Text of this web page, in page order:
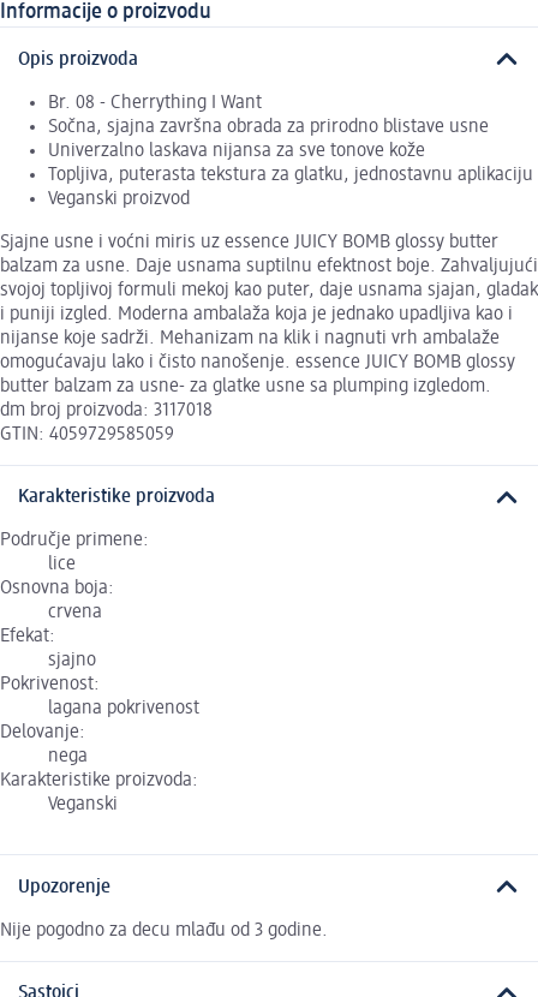
Informacije o proizvodu
Opis proizvoda
Br. 08 - Cherrything I Want
Sočna, sjajna završna obrada za prirodno blistave usne
Univerzalno laskava nijansa za sve tonove kože
Topljiva, puterasta tekstura za glatku, jednostavnu aplikaciju
Veganski proizvod
Sjajne usne i voćni miris uz essence JUICY BOMB glossy butter
balzam za usne. Daje usnama suptilnu efektnost boje. Zahvaljujući
svojoj topljivoj formuli mekoj kao puter, daje usnama sjajan, gladak
i puniji izgled. Moderna ambalaža koja je jednako upadljiva kao i
nijanse koje sadrži. Mehanizam na klik i nagnuti vrh ambalaže
omogućavaju lako i čisto nanošenje. essence JUICY BOMB glossy
butter balzam za usne- za glatke usne sa plumping izgledom.
dm broj proizvoda: 3117018
GTIN: 4059729585059
Karakteristike proizvoda
Područje primene:
lice
Osnovna boja:
crvena
Efekat:
sjajno
Pokrivenost:
lagana pokrivenost
Delovanje:
nega
Karakteristike proizvoda:
Veganski
Upozorenje
Nije pogodno za decu mlađu od 3 godine.